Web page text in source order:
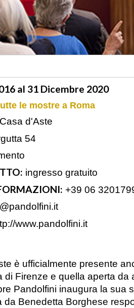
al 31 Dicembre 2020
le mostre a Roma
d'Aste
54
ingresso gratuito
+39 06
www.pandolfini.it
è ufficialmente presente
di Firenze e quella aperta da
Pandolfini inaugura la sua
da Benedetta Borghese